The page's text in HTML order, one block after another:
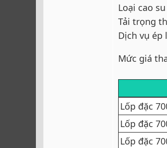
Loại cao
Tải trọng
Dịch vụ ép
Mức giá
Lốp đặc
Lốp đặc
Lốp đặc